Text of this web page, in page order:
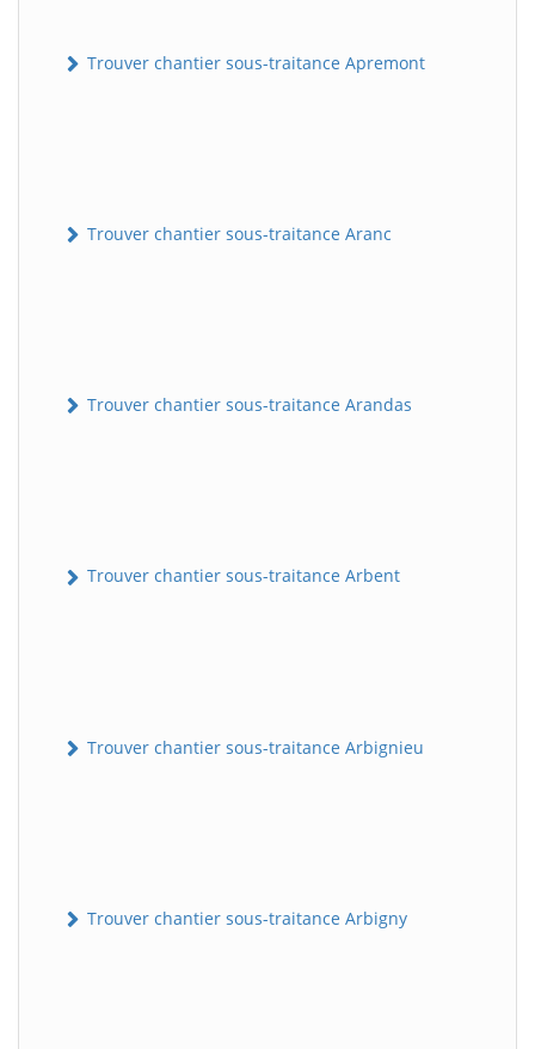
Trouver chantier sous-traitance Apremont
Trouver chantier sous-traitance Aranc
Trouver chantier sous-traitance Arandas
Trouver chantier sous-traitance Arbent
Trouver chantier sous-traitance Arbignieu
Trouver chantier sous-traitance Arbigny